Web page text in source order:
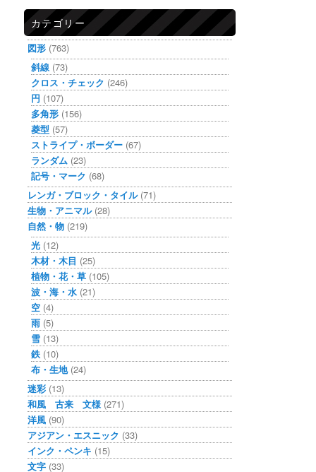
カテゴリー
図形 (763)
斜線 (73)
クロス・チェック (246)
円 (107)
多角形 (156)
菱型 (57)
ストライプ・ボーダー (67)
ランダム (23)
記号・マーク (68)
レンガ・ブロック・タイル(71)
生物・アニマル(28)
自然・物 (219)
光 (12)
木材・木目 (25)
植物・花・草 (105)
波・海・水 (21)
空 (4)
雨 (5)
雪 (13)
鉄 (10)
布・生地(24)
迷彩 (13)
和風 古来 文様 (271)
洋風 (90)
アジアン・エスニック (33)
インク・ペンキ (15)
文字 (33)